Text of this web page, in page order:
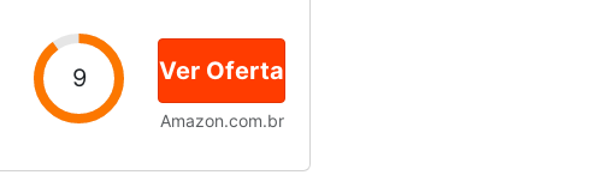
9 Ver Oferta
Amazon.com.br